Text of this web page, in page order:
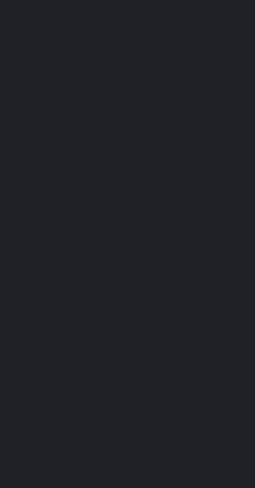
‘देशमा कहिल्यै नभएको शासकीय
सांसद यादवले उठाएको ढल्केबर
‘गौंथली’ बन्यो धेरै कमाउने सातौं